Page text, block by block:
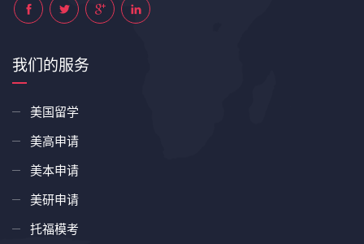
我们的服务
美国留学
美高申请
美本申请
美研申请
托福模考